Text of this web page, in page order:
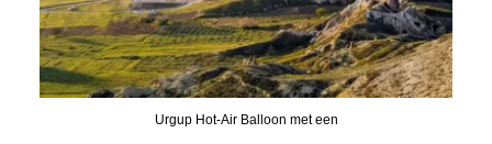
Urgup Hot-Air Balloon met een